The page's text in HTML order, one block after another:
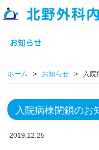
ホーム お知らせ 入院
入院病棟閉鎖のお
2019.12.25